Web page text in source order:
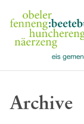
Archive